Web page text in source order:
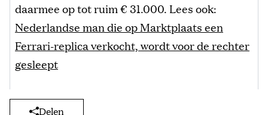
daarmee op tot ruim € 31.000. Lees ook:
Nederlandse man die op Marktplaats een
Ferrari-replica verkocht, wordt voor de rechter
gesleept
Delen